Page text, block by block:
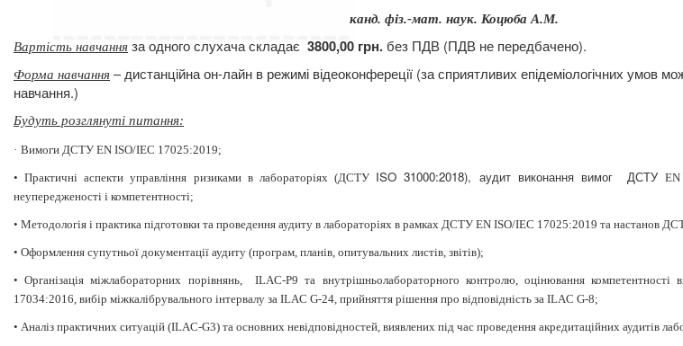
канд. фіз.-мат. наук. Коцюба А.М.
Вартість навчання за одного слухача складає 3800,00 грн. без ПДВ (ПДВ не передбачено).
Форма навчання – дистанційна он-лайн в режимі відеоконфереції (за сприятливих епідеміологічних умов
навчання.)
Будуть розглянуті питання:
· Вимоги ДСТУ EN ISO/IEC 17025:2019;
• Практичні аспекти управління ризиками в лабораторіях (ДСТУ ISO 31000:2018), аудит виконання вимог ДСТУEN
неупередженості і компетентності;
• Методологія і практика підготовки та проведення аудиту в лабораторіях в рамках ДСТУ EN ISO/IEC 17025:2019 та настанов
• Оформлення супутньої документації аудиту (програм, планів, опитувальних листів, звітів);
• Організація міжлабораторних порівнянь, ILAC-Р9 та внутрішньолабораторного контролю, оцінювання компетентності
17034:2016, вибір міжкалібрувального інтервалу за ILAC G-24, прийняття рішення про відповідність за ILAC G-8;
• Аналіз практичних ситуацій (ILAC-G3) та основних невідповідностей, виявлених під час проведення акредитаційних аудитів